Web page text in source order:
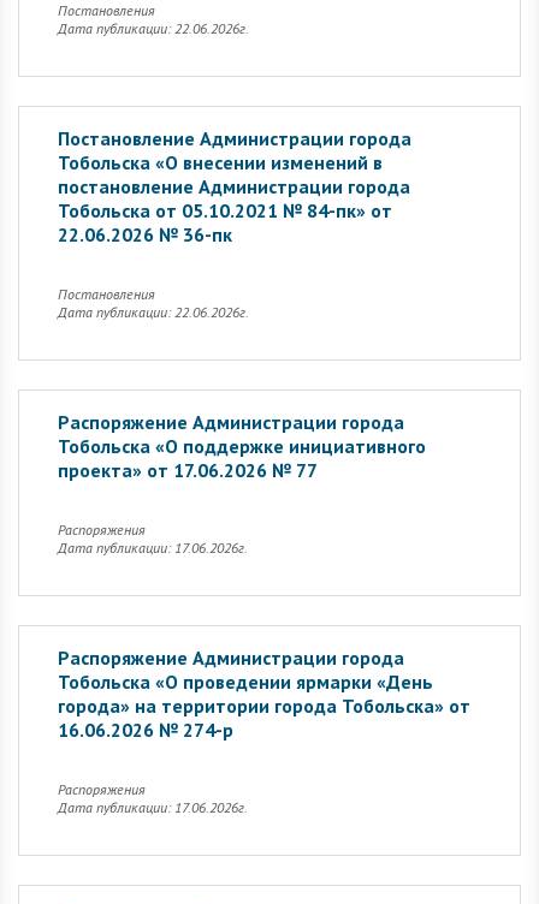
Постановления
Дата публикации: 22.06.2026г.
Постановление Администрации города
Тобольска «О внесении изменений в
постановление Администрации города
Тобольска от 05.10.2021 № 84-пк» от
22.06.2026 № 36-пк
Постановления
Дата публикации: 22.06.2026г.
Распоряжение Администрации города
Тобольска «О поддержке инициативного
проекта» от 17.06.2026 № 77
Распоряжения
Дата публикации: 17.06.2026г.
Распоряжение Администрации города
Тобольска «О проведении ярмарки «День
города» на территории города Тобольска» от
16.06.2026 № 274-р
Распоряжения
Дата публикации: 17.06.2026г.